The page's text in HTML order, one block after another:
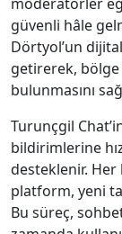
güvenli hâle
Dörtyol’un
getirerek, bölge
bulunmasını
Turunçgil
bildirimlerine
desteklenir.
platform, yeni
Bu süreç,